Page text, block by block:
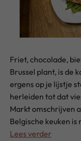
Friet, chocolade,
Brussel plant, is de
ergens op je lijstje
herleiden tot dat
Markt omschrijven
Belgische keuken
Lees verder